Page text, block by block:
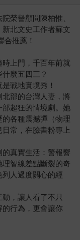
榮譽顧問陳柏惟、
新北文史工作者蘇文
推薦！
上門，千百年前就
麼五四三？
戰地實境秀！
部的台灣人妻，將
超狂的情境劇。她
各種震撼彈（物理
常，在臉書粉專上
真實生活：警報響
智線差點斷裂的奇
人過度關心的經
，讓人看了不只
的行為，更會讓你